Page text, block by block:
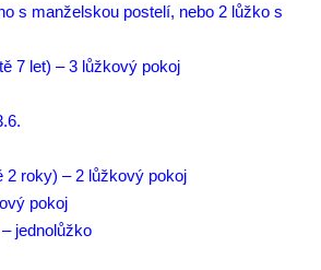
s manželskou postelí, nebo 2 lůžko s
7 let) – 3 lůžkový pokoj
2 roky) – 2 lůžkový pokoj
pokoj
jednolůžko